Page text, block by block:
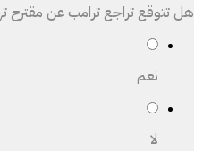
هل تتوقع تراجع ترامب عن مقترح
نعم
لا